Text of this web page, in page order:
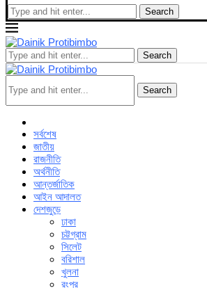
Search
Search
Search
সর্বশেষ
জাতীয়
রাজনীতি
অর্থনীতি
আন্তর্জাতিক
আইন আদালত
দেশজুড়ে
ঢাকা
চট্টগ্রাম
সিলেট
বরিশাল
খুলনা
রংপুর